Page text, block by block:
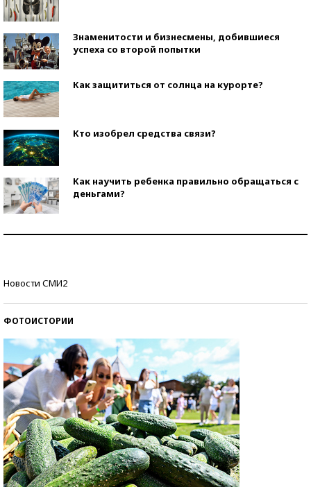
Знаменитости и бизнесмены, добившиеся
успеха со второй попытки
Как защититься от солнца на курорте?
Кто изобрел средства связи?
Как научить ребенка правильно обращаться с
деньгами?
Новости СМИ2
ФОТОИСТОРИИ